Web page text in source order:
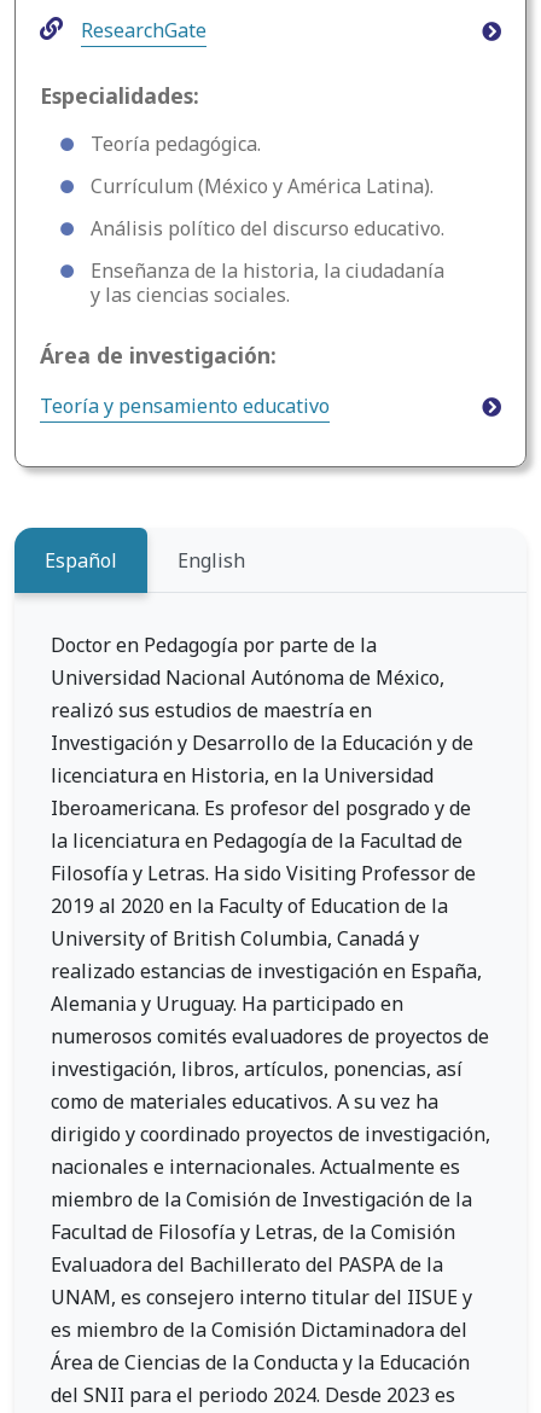
ResearchGate
Especialidades:
Teoría pedagógica.
Currículum (México y América Latina).
Análisis político del discurso educativo.
Enseñanza de la historia, la ciudadanía
y las ciencias sociales.
Área de investigación:
Teoría y pensamiento educativo
Español English
Doctor en Pedagogía por parte de la
Universidad Nacional Autónoma de México,
realizó sus estudios de maestría en
Investigación y Desarrollo de la Educación y de
licenciatura en Historia, en la Universidad
Iberoamericana. Es profesor del posgrado y de
la licenciatura en Pedagogía de la Facultad de
Filosofía y Letras. Ha sido Visiting Professor de
2019 al 2020 en la Faculty of Education de la
University of British Columbia, Canadá y
realizado estancias de investigación en España,
Alemania y Uruguay. Ha participado en
numerosos comités evaluadores de proyectos de
investigación, libros, artículos, ponencias, así
como de materiales educativos. A su vez ha
dirigido y coordinado proyectos de investigación,
nacionales e internacionales. Actualmente es
miembro de la Comisión de Investigación de la
Facultad de Filosofía y Letras, de la Comisión
Evaluadora del Bachillerato del PASPA de la
UNAM, es consejero interno titular del IISUE y
es miembro de la Comisión Dictaminadora del
Área de Ciencias de la Conducta y la Educación
del SNII para el periodo 2024. Desde 2023 es